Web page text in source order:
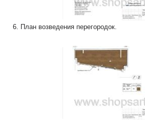
6. План возведения перегородок.